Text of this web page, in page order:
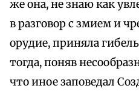
же она, не знаю как
в разговор с змием и
орудие, приняла
тогда, поняв
что иное заповедал